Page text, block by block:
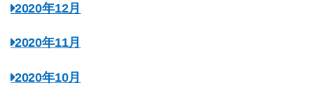
2020年12月
2020年11月
2020年10月